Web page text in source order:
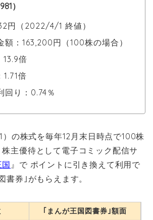
）
円（2022/4/1 終値）
額：163,200円（100株の場合）
13.9倍
1.71倍
回り：0.74％
）の株式を毎年12月末日時点で100株
主優待として電子コミック配信サ
』で ポイントに引き換えて利用で
書券｣がもらえます。
｢まんが王国図書券｣額面